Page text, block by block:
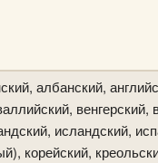
албанский,
венгерский,
исландский,
корейский,